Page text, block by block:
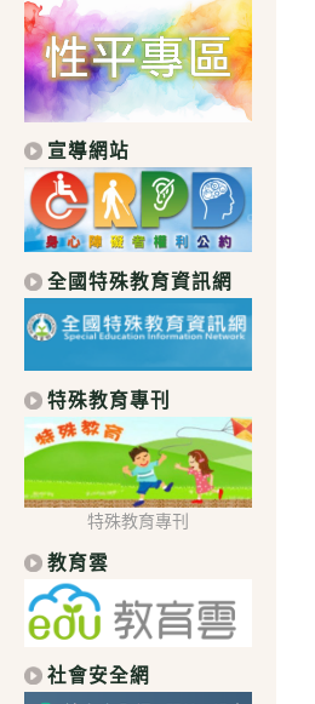
宣導網站
全國特殊教育資訊網
特殊教育專刊
特殊教育專刊
教育雲
社會安全網